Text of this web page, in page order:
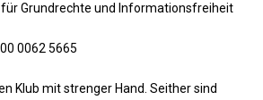
für Grundrechte und Informationsfreiheit
0062 5665
Klub mit strenger Hand. Seither sind